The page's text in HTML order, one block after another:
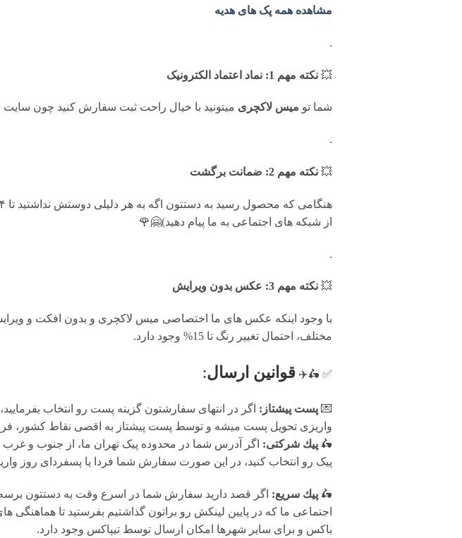
مشاهده همه پک های هدیه
.
💥 نکته مهم 1: نماد اعتماد الکترونیک
شما تو میس لاکچری میتونید با خیال راحت ثبت سفارش کنید چون سایت
.
💥 نکته مهم 2: ضمانت برگشت
از شبکه های اجتماعی به ما پیام دهید)🤗🌹
.
💥 نکته مهم 3: عکس بدون ویرایش
با وجود اینکه عکس های ما اختصاصی میس لاکچری و بدون افکت و
مختلف، احتمال تغییر رنگ تا 15% وجود دارد.
✅ 🛵✈️ قوانين ارسال:
💌 پست پیشتاز: اگر در انتهای سفارشتون گزینه پست رو انتخاب
واریزی تحویل پست میشه و توسط پست پیشتاز به اقصی نقاط کشور،
🛵 پيك شرکتی: اگر آدرس شما در محدوده پیک تهران ما، از جنوب و غرب
پیک رو انتخاب کنید، در این صورت سفارش شما فردا یا پسفردای روز واريزى شما توسط
🛵 پيك سریع: اگر قصد دارید سفارش شما در اسرع وقت به دستتون
اجتماعی ما که در پایین لینکش رو براتون گذاشتیم بفرستید تا
باکس و برای سایر شهرها امکان ارسال توسط تیپاکس وجود دارد.